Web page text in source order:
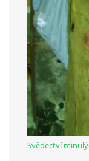
Svědectví